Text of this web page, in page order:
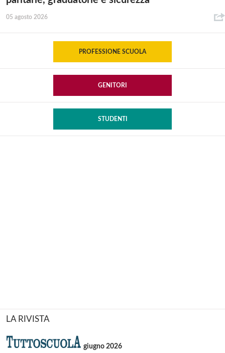
05 agosto 2026
PROFESSIONE SCUOLA
GENITORI
STUDENTI
LA RIVISTA
giugno 2026